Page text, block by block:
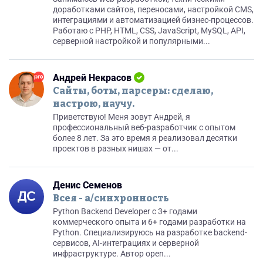
доработками сайтов, переносами, настройкой CMS,
интеграциями и автоматизацией бизнес-процессов.
Работаю с PHP, HTML, CSS, JavaScript, MySQL, API,
серверной настройкой и популярными...
Андрей Некрасов
Сайты, боты, парсеры: сделаю,
настрою, научу.
Приветствую! Меня зовут Андрей, я
профессиональный веб-разработчик с опытом
более 8 лет. За это время я реализовал десятки
проектов в разных нишах — от...
Денис Семенов
Всея - а/синхронность
Python Backend Developer с 3+ годами
коммерческого опыта и 6+ годами разработки на
Python. Специализируюсь на разработке backend-
сервисов, AI-интеграциях и серверной
инфраструктуре. Автор open...